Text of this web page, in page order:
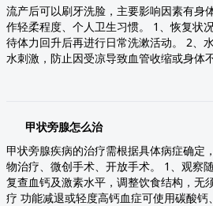
流产后可以刷牙洗脸，主要影响因素有身
作轻柔程度、个人卫生习惯。 1、恢复状
待体力回升后再进行日常洗漱活动。 2、
水刺激，防止因受凉导致血管收缩或身体
甲状旁腺怎么治
甲状旁腺疾病的治疗需根据具体病症确定
物治疗、微创手术、开放手术。 1、观察
复查血钙及激素水平，调整饮食结构，无
疗 功能减退或轻度高钙血症可使用碳酸钙